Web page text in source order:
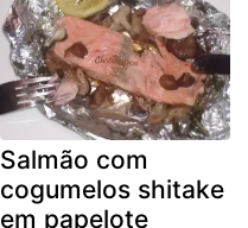
Salmão com
cogumelos shitake
em papelote